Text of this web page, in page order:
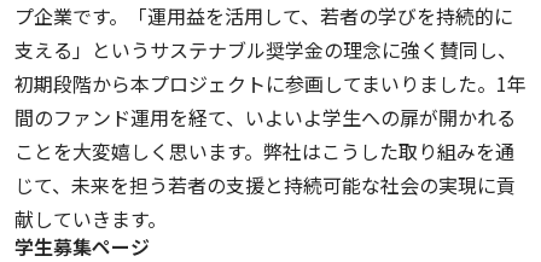
プ企業です。「運用益を活用して、若者の学びを持続的に
支える」というサステナブル奨学金の理念に強く賛同し、
初期段階から本プロジェクトに参画してまいりました。1年
間のファンド運用を経て、いよいよ学生への扉が開かれる
ことを大変嬉しく思います。弊社はこうした取り組みを通
じて、未来を担う若者の支援と持続可能な社会の実現に貢
献していきます。
学生募集ページ